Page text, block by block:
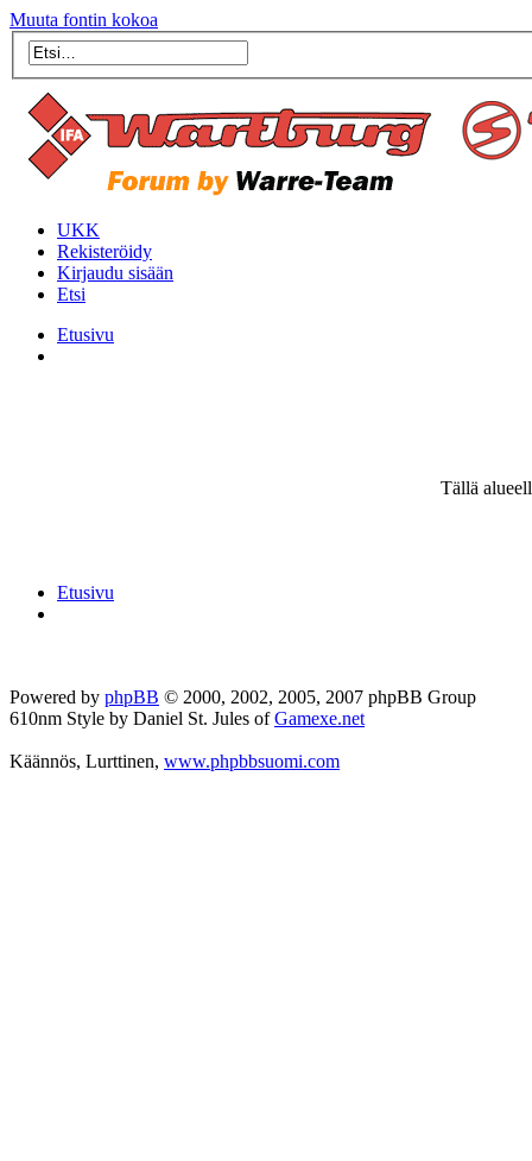
Muuta fontin kokoa
UKK
Rekisteröidy
Kirjaudu sisään
Etsi
Etusivu
Tällä
Etusivu
Powered by phpBB © 2000, 2002, 2005, 2007 phpBB Group
610nm Style by Daniel St. Jules ofGamexe.net
Käännös, Lurttinen, www.phpbbsuomi.com